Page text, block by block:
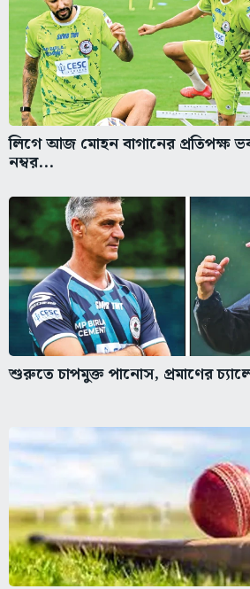
লিগে আজ মোহন বাগানের প্রতিপক্ষ
নম্বর...
শুরুতে চাপমুক্ত পানোস, প্রমাণের